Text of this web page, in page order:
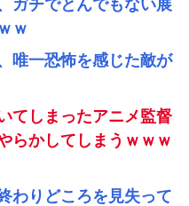
ガチでとんでもない展
ｗ
唯一恐怖を感じた敵が
てしまったアニメ監督
らかしてしまうｗｗｗ
わりどころを見失って